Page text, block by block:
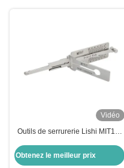
Vidéo
Outils de serrurerie Lishi MIT17-
ouvre-serrure de porte Mitsubishi
Obtenez le meilleur prix